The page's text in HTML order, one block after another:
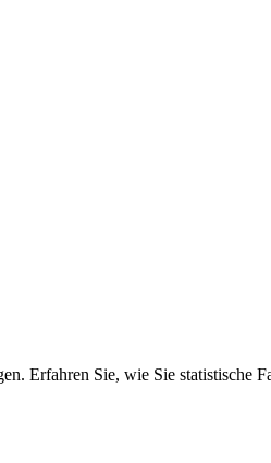
Erfahren Sie, wie Sie statistische